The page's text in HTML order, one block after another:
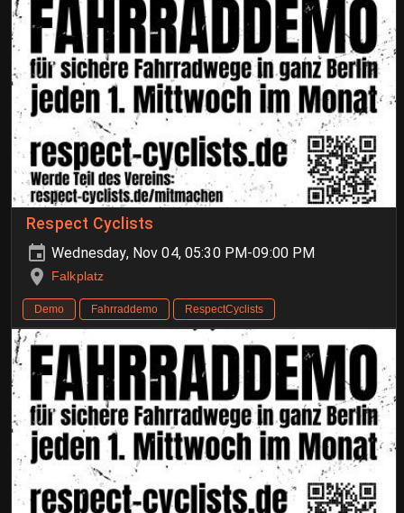
Respect Cyclists
Wednesday, Nov 04, 05:30 PM-09:00 PM
Falkplatz
Demo Fahrraddemo RespectCyclists